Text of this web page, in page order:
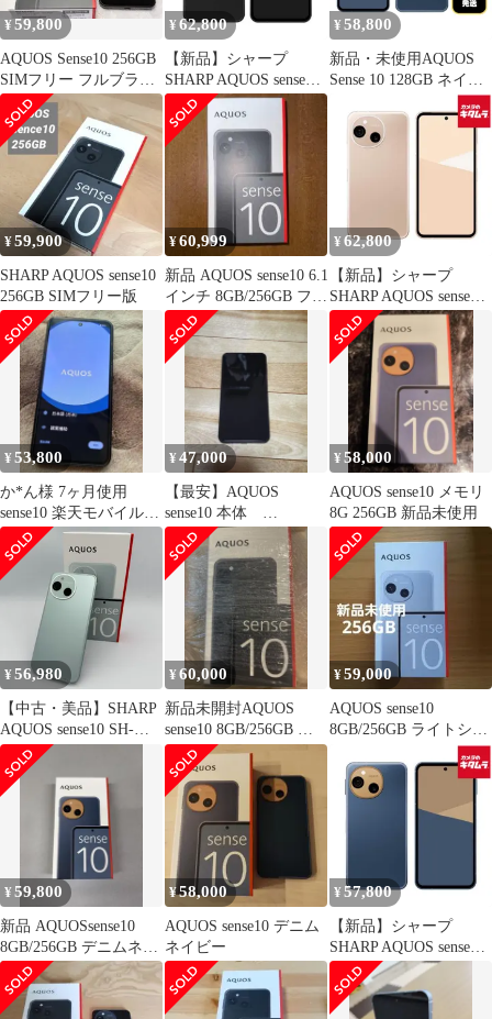
¥59,800
AQUOS Sense10 256GB
SIMフリー フルブラッ
ク
¥ 62,800
【新品】シャープ
SHARP AQUOS sense10
6.1インチ SIMフリース
マートフォン フルブラ
ック SH-M33B-B
/Snapdragon 7s Gen
3/RAM 8GB/ROM
256GB
¥ 58,800
新品・未使用AQUOS
Sense 10 128GB ネイヒ
ー 国内版 SIMフリー
送料無料
¥59,900
SHARP AQUOS sense10
256GB SIMフリー版
¥60,999
新品 AQUOS sense10 6.1
インチ 8GB/256GB フル
ブラック
¥ 62,800
【新品】シャープ
SHARP AQUOS sense10
6.1インチ SIMフリース
マートフォン ペールピ
ンク SH-M33B-P
/Snapdragon 7s Gen
3/RAM 8GB/ROM
256GB
¥53,800
か*ん様 7ヶ月使用
sense10 楽天モバイル
256GB 状態良し AQU
¥47,000
【最安】AQUOS
sense10 本体
ROM256GB
¥58,000
AQUOS sense10 メモリ
8G 256GB 新品未使用
¥56,980
【中古・美品】SHARP
AQUOS sense10 SH-
M33B-L 256GB ペール
ミント 本体 中古 スマ
ホ 中古スマホ 中古
Android SIMフリー
¥60,000
新品未開封AQUOS
sense10 8GB/256GB フ
ルブラック
¥59,000
AQUOS sense10
8GB/256GB ライトシル
¥59,800
新品 AQUOSsense10
8GB/256GB デニムネイ
ビー
¥58,000
AQUOS sense10 デニム
ネイビー
¥ 57,800
【新品】シャープ
SHARP AQUOS sense10
6.1インチ SIMフリース
マートフォン デニムネ
イビー SH-M33A-A